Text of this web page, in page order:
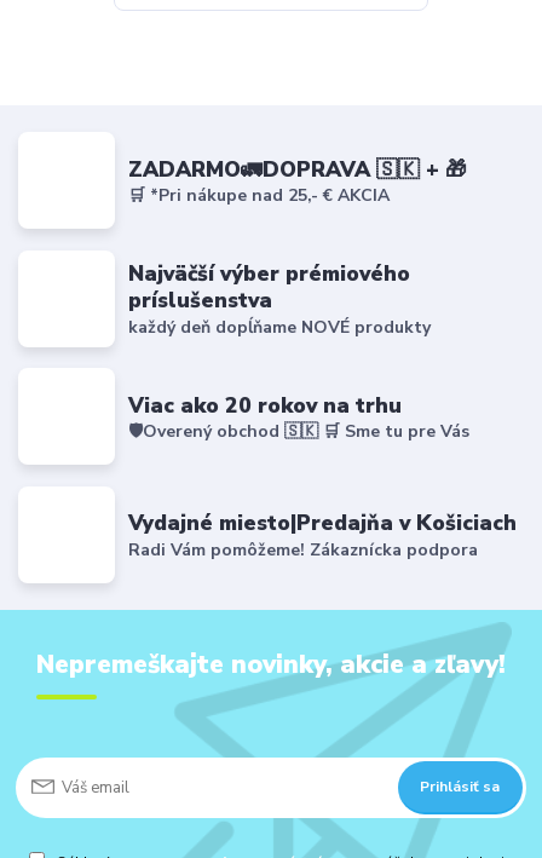
ZADARMO🚛DOPRAVA 🇸🇰 + 🎁
🛒 *Pri nákupe nad 25,- € AKCIA
Najväčší výber prémiového
príslušenstva
každý deň dopĺňame NOVÉ produkty
Viac ako 20 rokov na trhu
🛡️Overený obchod 🇸🇰 🛒 Sme tu pre Vás
Vydajné miesto|Predajňa v Košiciach
Radi Vám pomôžeme! Zákaznícka podpora
Nepremeškajte novinky, akcie a zľavy!
Prihlásiť sa